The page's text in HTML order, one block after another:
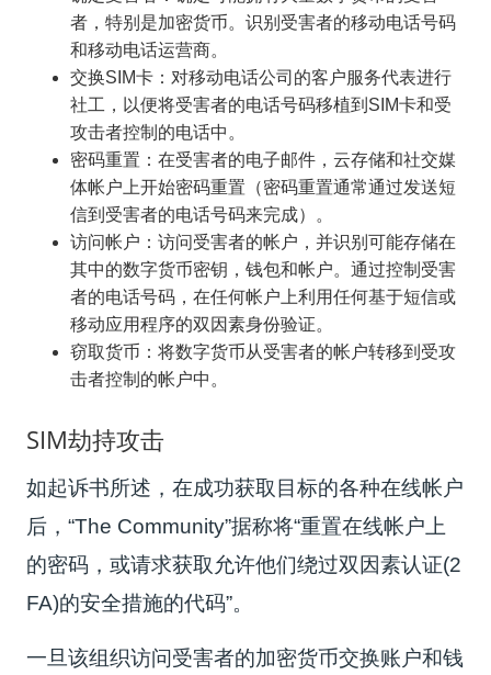
者，特别是加密货币。识别受害者的移动电话号码
和移动电话运营商。
交换SIM卡：对移动电话公司的客户服务代表进行
社工，以便将受害者的电话号码移植到SIM卡和受
攻击者控制的电话中。
密码重置：在受害者的电子邮件，云存储和社交媒
体帐户上开始密码重置（密码重置通常通过发送短
信到受害者的电话号码来完成）。
访问帐户：访问受害者的帐户，并识别可能存储在
其中的数字货币密钥，钱包和帐户。通过控制受害
者的电话号码，在任何帐户上利用任何基于短信或
移动应用程序的双因素身份验证。
窃取货币：将数字货币从受害者的帐户转移到受攻
击者控制的帐户中。
SIM劫持攻击
如起诉书所述，在成功获取目标的各种在线帐户
后，“The Community”据​​称将“重置在线帐户上
的密码，或请求获取允许他们绕过双因素认证(2
FA)的安全措施的代码”。
一旦该组织访问受害者的加密货币交换账户和钱